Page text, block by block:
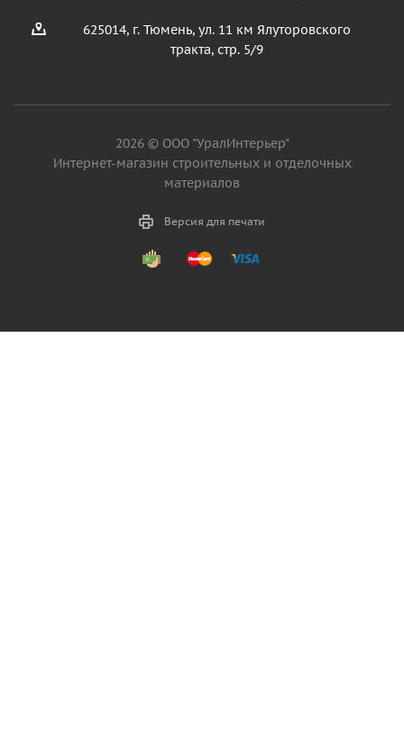
625014, г. Тюмень, ул. 11 км Ялуторовского
тракта, стр. 5/9
2026 © ООО "УралИнтерьер"
Интернет-магазин строительных и отделочных
материалов
Версия для печати